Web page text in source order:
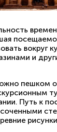
вокруг
и
пешком
Путь к